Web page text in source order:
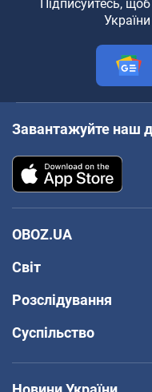
Підписуйтесь,
України
Завантажуйте наш
OBOZ.UA
Світ
Розслідування
Суспільство